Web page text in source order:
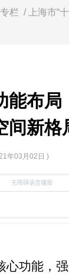
栏 / 上海市“
能布局
间新格
年03月02日 )
心功能，